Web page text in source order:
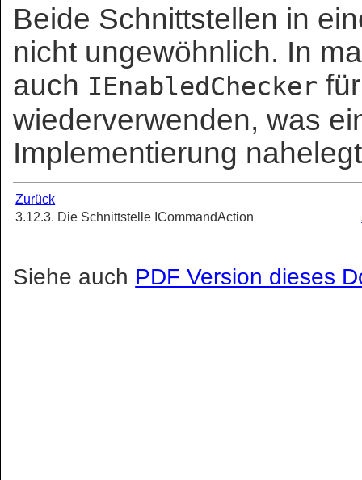
Beide Schnittstellen in
nicht ungewöhnlich. In
auch IEnabledChecker
wiederverwenden, was
Implementierung
Zurück
3.12.3. Die Schnittstelle ICommandAction
Siehe auch PDF Version dieses